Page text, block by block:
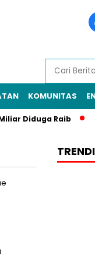
KOMUNITAS
Diduga Raib